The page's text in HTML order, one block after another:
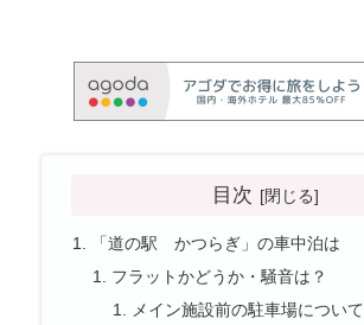
目次
「道の駅 かつらぎ」の車中泊は
フラットかどうか・騒音は？
メイン施設前の駐車場について